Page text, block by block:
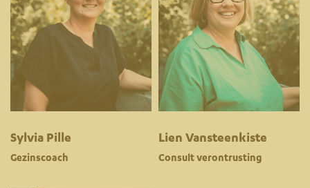
Sylvia Pille
Gezinscoach
Lien Vansteenkiste
Consult verontrusting